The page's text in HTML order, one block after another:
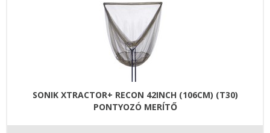
SONIK XTRACTOR+ RECON 42INCH (106CM) (T30)
PONTYOZÓ MERÍTŐ